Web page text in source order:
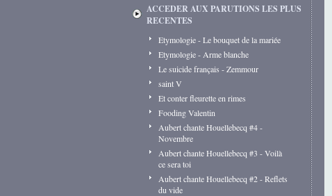
ACCEDER AUX PARUTIONS LES PLUS
RECENTES
Etymologie - Le bouquet de la mariée
Etymologie - Arme blanche
Le suicide français - Zemmour
saint V
Et conter fleurette en rimes
Fooding Valentin
Aubert chante Houellebecq #4 -
Novembre
Aubert chante Houellebecq #3 - Voilà
ce sera toi
Aubert chante Houellebecq #2 - Reflets
du vide